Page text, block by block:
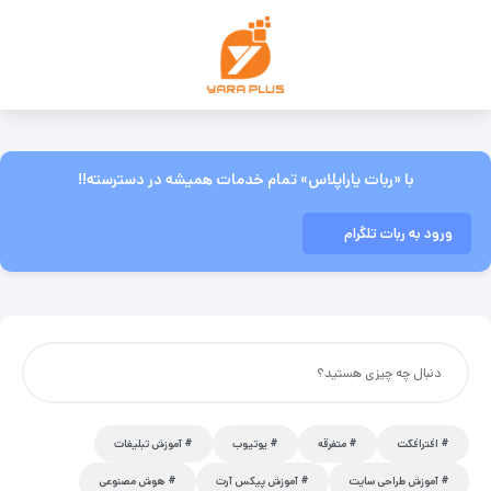
با «ربات یاراپلاس» تمام خدمات همیشه در دسترسته!!
ورود به ربات تلگرام
افترافکت متفرقه یوتیوب آموزش تبلیغات
آموزش طراحی سایت آموزش پیکس آرت هوش مصنوعی